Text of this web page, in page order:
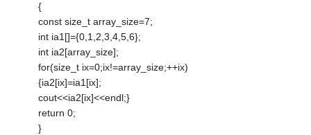
{
const size_t array_size=7;
int ia1[]={0,1,2,3,4,5,6};
int ia2[array_size];
for(size_t ix=0;ix!=array_size;++ix)
{ia2[ix]=ia1[ix];
cout<<ia2[ix]<<endl;}
return 0;
}